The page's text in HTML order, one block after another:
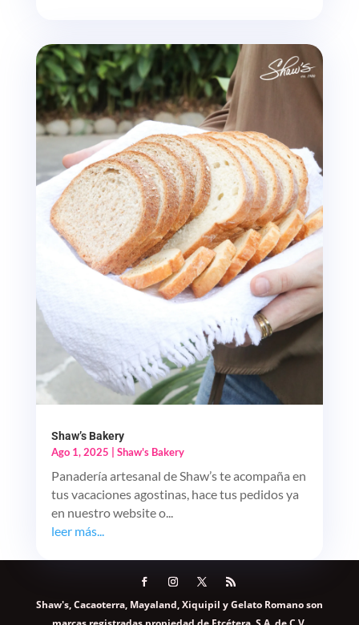
Shaw’s Bakery
Ago 1, 2025
Shaw's Bakery
Panadería artesanal de Shaw’s te acompaña en
tus vacaciones agostinas, hace tus pedidos ya
en nuestro website o...
leer más...
Shaw's, Cacaoterra, Mayaland, Xiquipil y Gelato Romano son